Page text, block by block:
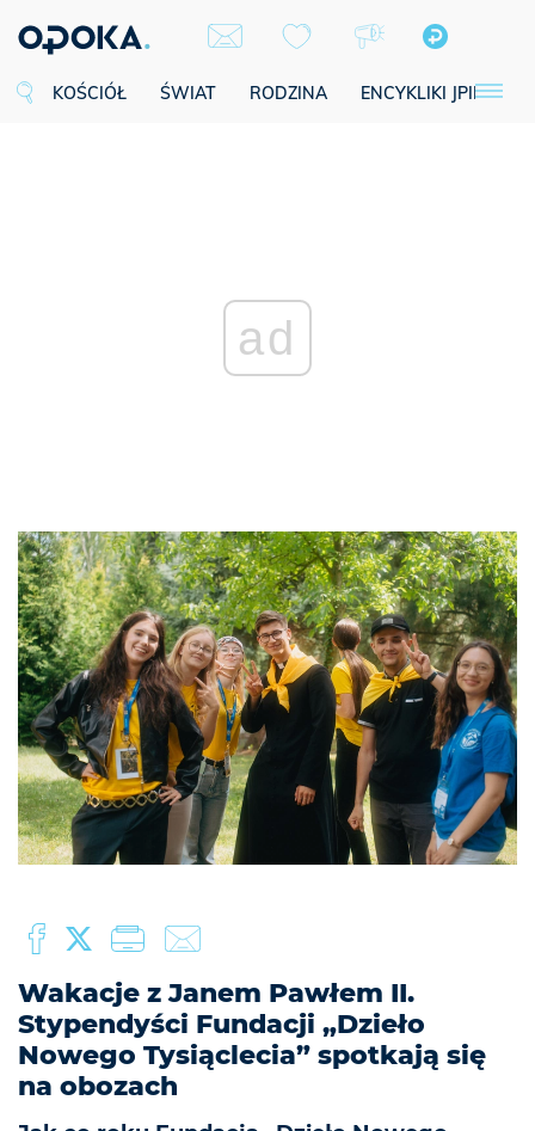
KOŚCIÓŁ ŚWIAT RODZINA ENCYKLIKI JPII
ad
Wakacje z Janem Pawłem II.
Stypendyści Fundacji „Dzieło
Nowego Tysiąclecia” spotkają się
na obozach